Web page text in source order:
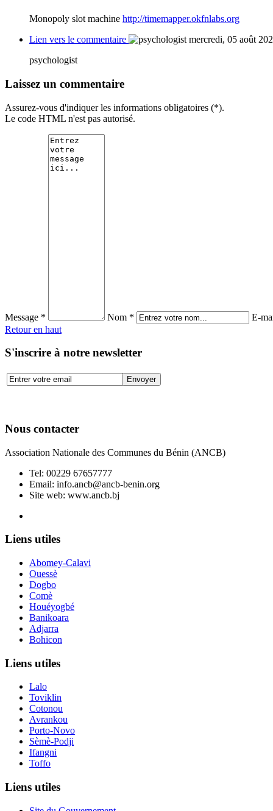
Monopoly slot machine http://timemapper.okfnlabs.org
Lien vers le commentaire
mercredi, 05 août
psychologist
Laissez un commentaire
Assurez-vous d'indiquer les informations obligatoires (*).
Le code HTML n'est pas autorisé.
Message * Nom *
E-
Retour en haut
S'inscrire à notre newsletter
Nous contacter
Association Nationale des Communes du Bénin (ANCB)
Tel: 00229 67657777
Email: info.ancb@ancb-benin.org
Site web: www.ancb.bj
Liens utiles
Abomey-Calavi
Ouessè
Dogbo
Comè
Houéyogbé
Banikoara
Adjarra
Bohicon
Liens utiles
Lalo
Toviklin
Cotonou
Avrankou
Porto-Novo
Sèmè-Podji
Ifangni
Toffo
Liens utiles